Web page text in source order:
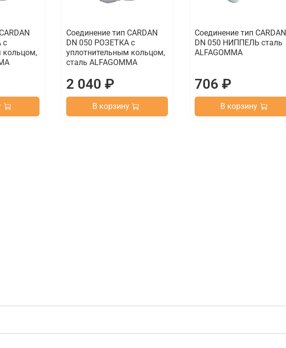
с
кольцом,
Соединение тип CARDAN
DN 050 РОЗЕТКА с
уплотнительным кольцом,
сталь ALFAGOMMA
2 040 ₽
В корзину
Соединение тип CARDAN
DN 050 НИППЕЛЬ сталь
ALFAGOMMA
706 ₽
В корзину